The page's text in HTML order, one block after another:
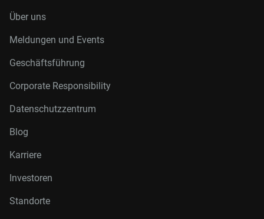
Über uns
Meldungen und Events
Geschäftsführung
Corporate Responsibility
Datenschutzzentrum
Blog
Karriere
Investoren
Standorte